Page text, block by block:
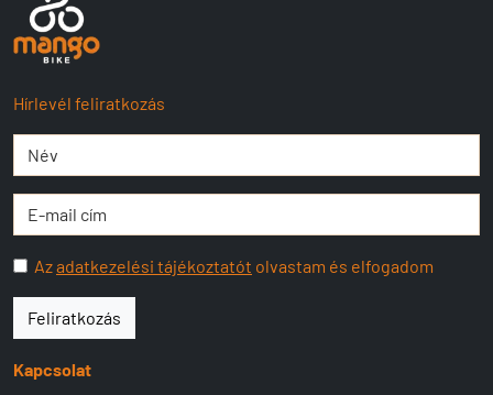
Hírlevél feliratkozás
Azadatkezelési tájékoztatót olvastam és elfogadom
Feliratkozás
Kapcsolat